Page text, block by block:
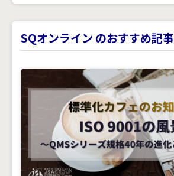
SQオンライン のおすすめ記事